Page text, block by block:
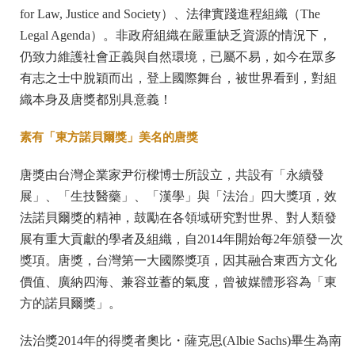
for Law, Justice and Society）、法律實踐進程組織（The
Legal Agenda）。非政府組織在嚴重缺乏資源的情況下，
仍致力維護社會正義與自然環境，已屬不易，如今在眾多
有志之士中脫穎而出，登上國際舞台，被世界看到，對組
織本身及唐獎都別具意義！
素有「東方諾貝爾獎」美名的唐獎
唐獎由台灣企業家尹衍樑博士所設立，共設有「永續發
展」、「生技醫藥」、「漢學」與「法治」四大獎項，效
法諾貝爾獎的精神，鼓勵在各領域研究對世界、對人類發
展有重大貢獻的學者及組織，自2014年開始每2年頒發一次
獎項。唐獎，台灣第一大國際獎項，因其融合東西方文化
價值、廣納四海、兼容並蓄的氣度，曾被媒體形容為「東
方的諾貝爾獎」。
法治獎2014年的得獎者奧比・薩克思(Albie Sachs)畢生為南